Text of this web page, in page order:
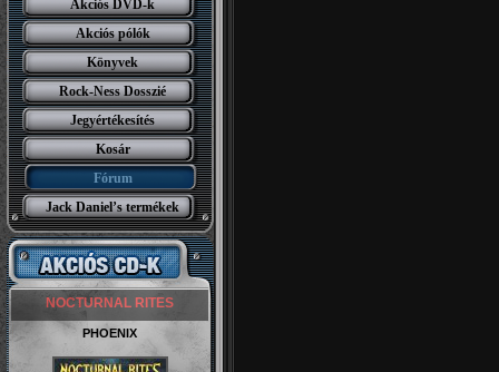
Akciós DVD-k
Akciós pólók
Könyvek
Rock-Ness Dosszié
Jegyértékesítés
Kosár
Fórum
Jack Daniel’s termékek
SAVATAGE
POWER OF THE NIGHT
4690 FT 3690 FT 10EURO